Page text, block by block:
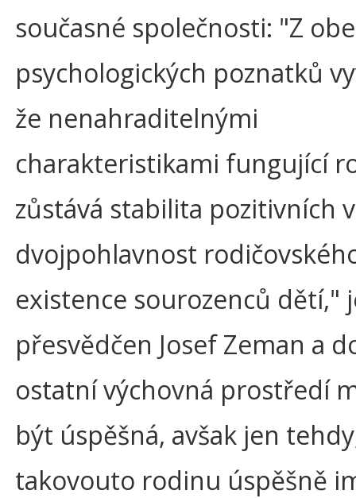
současné společnosti: "Z
psychologických poznatků
že nenahraditelnými
charakteristikami fungující
zůstává stabilita pozitivních
dvojpohlavnost
existence sourozenců dětí,"
přesvědčen Josef Zeman a
ostatní výchovná prostředí
být úspěšná, avšak jen
takovouto rodinu úspěšně